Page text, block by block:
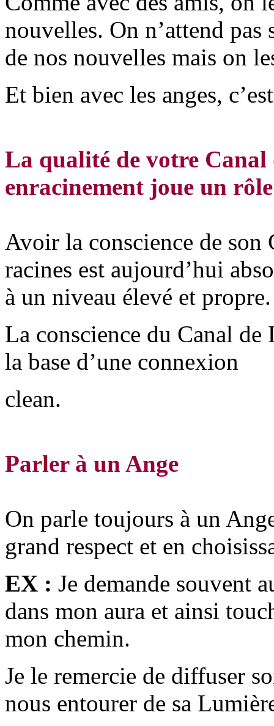
nouvelles. On n’attend pas
de nos nouvelles mais on
Et bien avec les anges,
La qualité de votre Canal
enracinement joue un
Avoir la conscience de son
racines est aujourd’hui
à un niveau élevé et propre.
La conscience du Canal de
la base d’une connexion
clean.
Parler à un Ange
On parle toujours à un
grand respect et en
EX : Je demande souvent
dans mon aura et ainsi
mon chemin.
Je le remercie de diffuser
nous entourer de sa